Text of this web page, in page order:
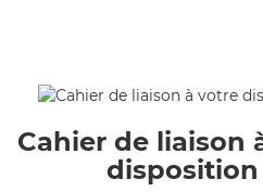
Cahier de liaison
disposition